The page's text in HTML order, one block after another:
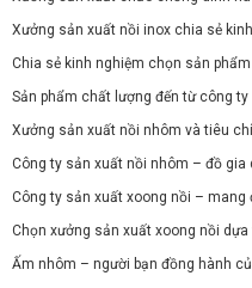
Xưởng sản xuất nồi inox chia sẻ
Chia sẻ kinh nghiệm chọn sản
Sản phẩm chất lượng đến từ công
Xưởng sản xuất nồi nhôm và tiêu
Công ty sản xuất nồi nhôm – đồ gia
Công ty sản xuất xoong nồi – mang
Chọn xưởng sản xuất xoong nồi dựa
Ấm nhôm – người bạn đồng hành